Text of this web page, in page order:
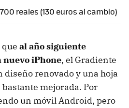
700 reales (130 euros al cambio)
al año siguiente
nuevo iPhone, el Gradiente
diseño renovado y una hoja
mejorada. Por
un móvil Android, pero